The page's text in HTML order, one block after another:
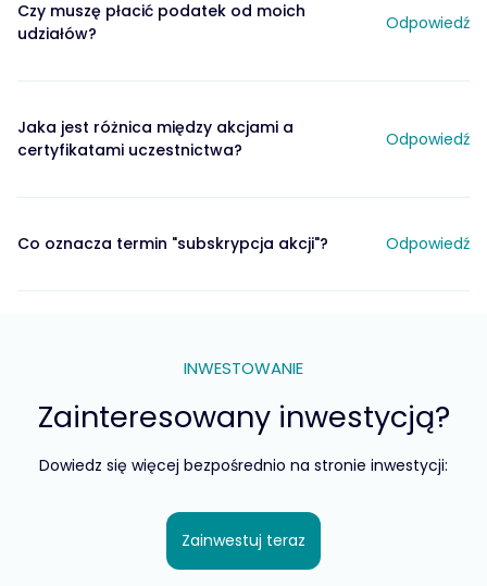
Czy muszę płacić podatek od moich
udziałów?
Odpowiedź
Jaka jest różnica między akcjami a
certyfikatami uczestnictwa?
Odpowiedź
Co oznacza termin "subskrypcja akcji"? Odpowiedź
INWESTOWANIE
Zainteresowany inwestycją?
Dowiedz się więcej bezpośrednio na stronie inwestycji:
Zainwestuj teraz